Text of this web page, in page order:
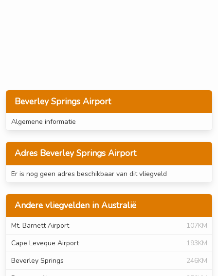
Beverley Springs Airport
Algemene informatie
Adres Beverley Springs Airport
Er is nog geen adres beschikbaar van dit vliegveld
Andere vliegvelden in Australië
Mt. Barnett Airport
107KM
Cape Leveque Airport
193KM
Beverley Springs
246KM